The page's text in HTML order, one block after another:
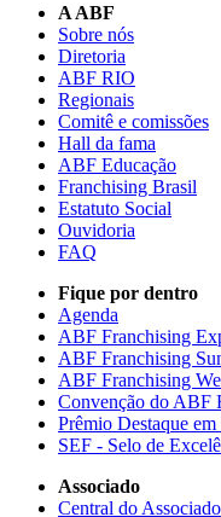
A ABF
Sobre nós
Diretoria
ABF RIO
Regionais
Comitê e comissões
Hall da fama
ABF Educação
Franchising Brasil
Estatuto Social
Ouvidoria
FAQ
Fique por dentro
Agenda
ABF Franchising
ABF Franchising
ABF Franchising
Convenção do ABF
Prêmio Destaque
SEF - Selo de
Associado
Central do Associado